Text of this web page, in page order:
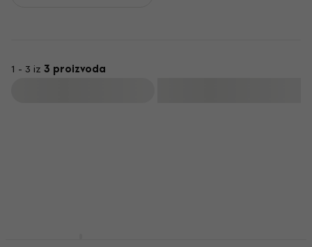
1 - 3 iz 3 proizvoda